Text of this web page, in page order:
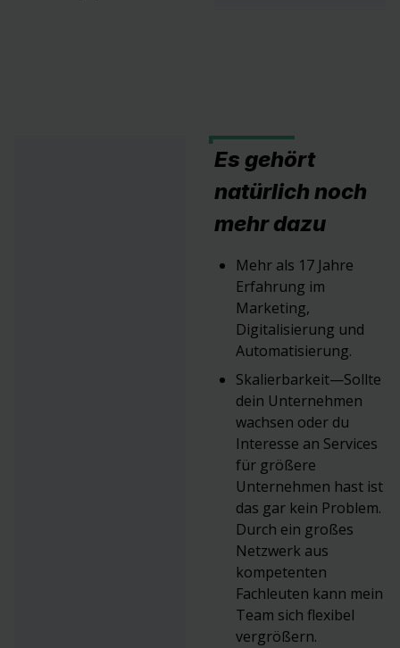
Es gehört
natürlich noch
mehr dazu
Mehr als 17 Jahre
Erfahrung im
Marketing,
Digitalisierung und
Automatisierung.
Skalierbarkeit—Sollte
dein Unternehmen
wachsen oder du
Interesse an Services
für größere
Unternehmen hast ist
das gar kein Problem.
Durch ein großes
Netzwerk aus
kompetenten
Fachleuten kann mein
Team sich flexibel
vergrößern.